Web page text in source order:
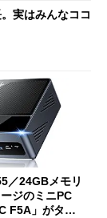
実はみんなココ
／24GBメモリ
ジのミニPC
F5A」がタイ